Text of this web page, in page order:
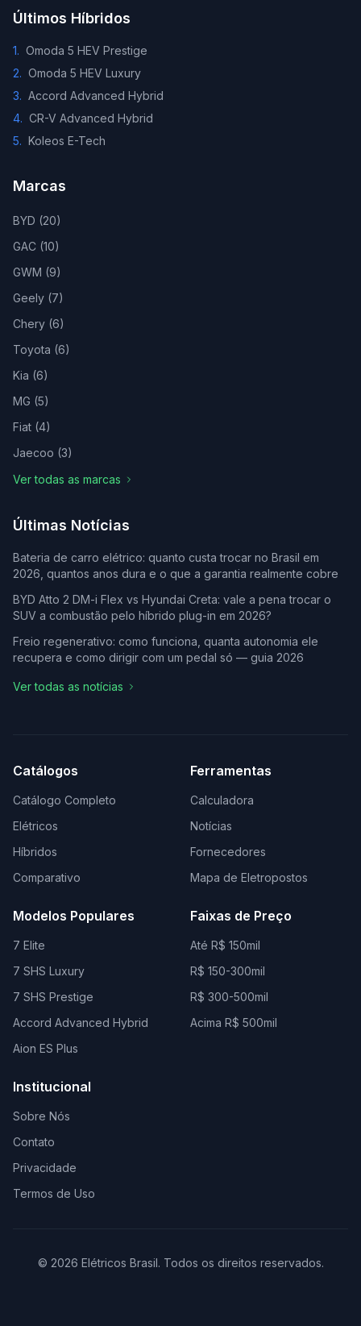
Últimos Híbridos
1. Omoda 5 HEV Prestige
2. Omoda 5 HEV Luxury
3. Accord Advanced Hybrid
4. CR-V Advanced Hybrid
5. Koleos E-Tech
Marcas
BYD (20)
GAC (10)
GWM (9)
Geely (7)
Chery (6)
Toyota (6)
Kia (6)
MG (5)
Fiat (4)
Jaecoo (3)
Ver todas as marcas
Últimas Notícias
Bateria de carro elétrico: quanto custa trocar no Brasil em
2026, quantos anos dura e o que a garantia realmente cobre
BYD Atto 2 DM-i Flex vs Hyundai Creta: vale a pena trocar o
SUV a combustão pelo híbrido plug-in em 2026?
Freio regenerativo: como funciona, quanta autonomia ele
recupera e como dirigir com um pedal só — guia 2026
Ver todas as notícias
Catálogos
Catálogo Completo
Elétricos
Híbridos
Comparativo
Ferramentas
Calculadora
Notícias
Fornecedores
Mapa de Eletropostos
Modelos Populares
7 Elite
7 SHS Luxury
7 SHS Prestige
Accord Advanced Hybrid
Aion ES Plus
Faixas de Preço
Até R$ 150mil
R$ 150-300mil
R$ 300-500mil
Acima R$ 500mil
Institucional
Sobre Nós
Contato
Privacidade
Termos de Uso
© 2026 Elétricos Brasil. Todos os direitos reservados.